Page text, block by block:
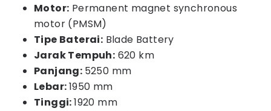
Motor: Permanent magnet synchronous
motor (PMSM)
Tipe Baterai: Blade Battery
Jarak Tempuh: 620 km
Panjang: 5250 mm
Lebar:1950 mm
Tinggi:1920 mm